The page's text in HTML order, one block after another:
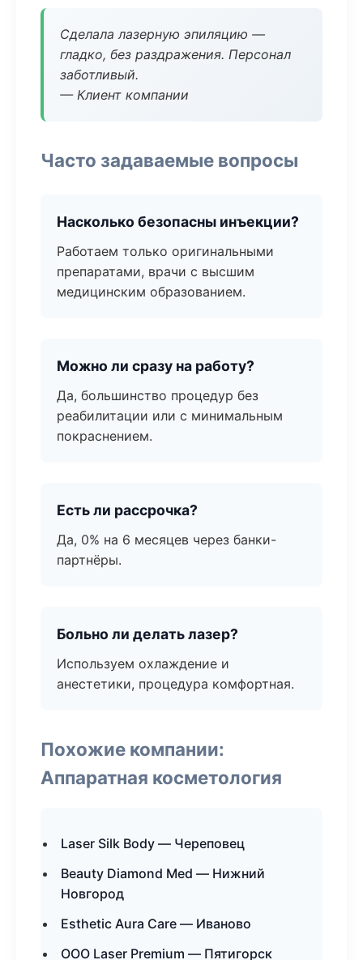
Сделала лазерную эпиляцию —
гладко, без раздражения. Персонал
заботливый.
— Клиент компании
Часто задаваемые вопросы
Насколько безопасны инъекции?
Работаем только оригинальными
препаратами, врачи с высшим
медицинским образованием.
Можно ли сразу на работу?
Да, большинство процедур без
реабилитации или с минимальным
покраснением.
Есть ли рассрочка?
Да, 0% на 6 месяцев через банки-
партнёры.
Больно ли делать лазер?
Используем охлаждение и
анестетики, процедура комфортная.
Похожие компании:
Аппаратная косметология
Laser Silk Body — Череповец
Beauty Diamond Med — Нижний
Новгород
Esthetic Aura Care — Иваново
ООО Laser Premium — Пятигорск